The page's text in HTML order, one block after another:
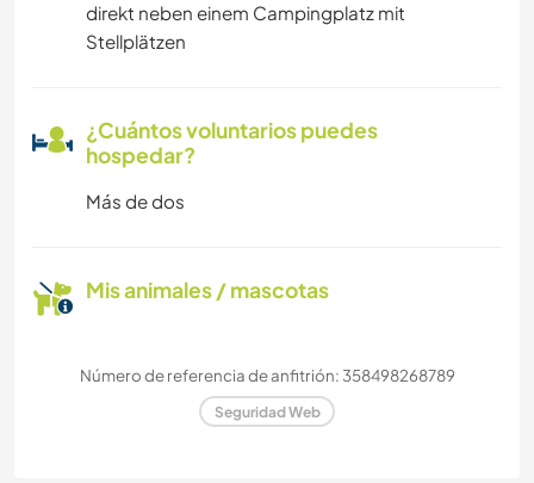
direkt neben einem Campingplatz mit
Stellplätzen
¿Cuántos voluntarios puedes
hospedar?
Más de dos
Mis animales / mascotas
Número de referencia de anfitrión: 358498268789
Seguridad Web